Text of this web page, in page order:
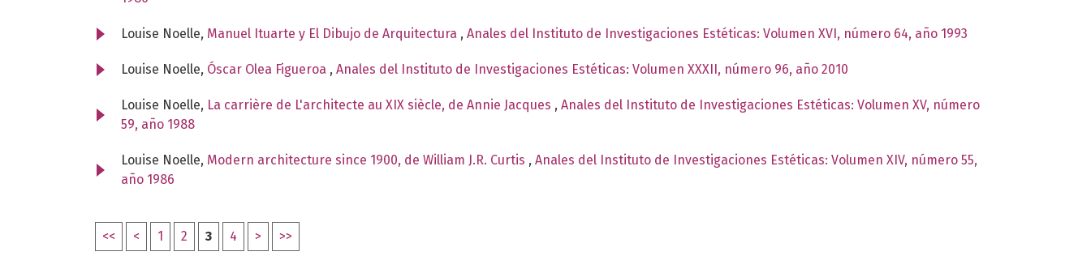
Louise Noelle, Manuel Ituarte y El Dibujo de Arquitectura , Anales del Instituto de Investigaciones Estéticas: Volumen XVI, número 64, año 1993
Louise Noelle, Óscar Olea Figueroa , Anales del Instituto de Investigaciones Estéticas: Volumen XXXII, número 96, año 2010
Louise Noelle, La carrière de L'architecte au XIX siècle, de Annie Jacques , Anales del Instituto de Investigaciones Estéticas: Volumen XV, número
59, año 1988
Louise Noelle, Modern architecture since 1900, de William J.R. Curtis , Anales del Instituto de Investigaciones Estéticas: Volumen XIV, número 55,
año 1986
<< < 1 2 3 4 > >>